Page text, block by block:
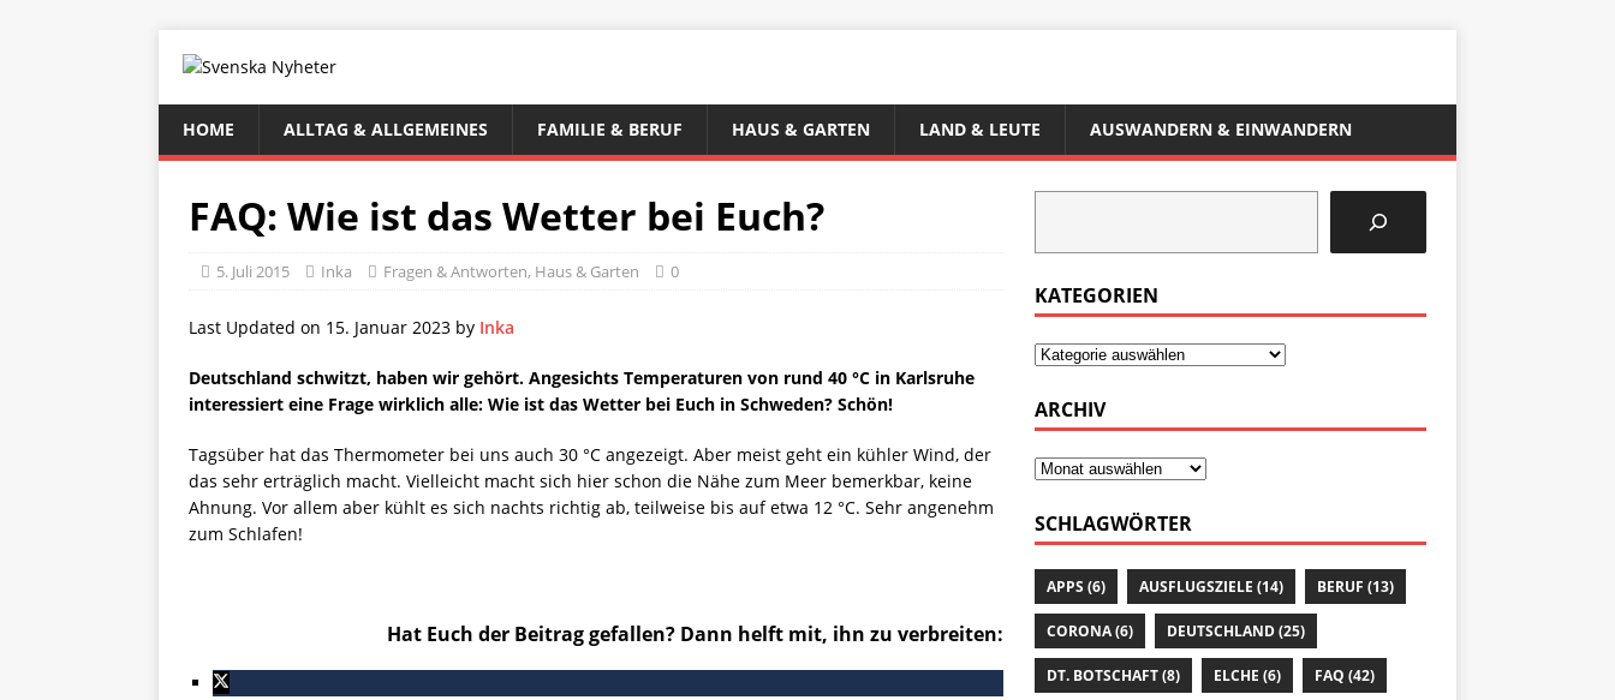
HOME ALLTAG & ALLGEMEINES FAMILIE & BERUF HAUS & GARTEN LAND & LEUTE AUSWANDERN & EINWANDERN
FAQ: Wie ist das Wetter bei Euch?
5. Juli 2015 Inka Fragen & Antworten, Haus & Garten 0
Last Updated on 15. Januar 2023 by Inka
Deutschland schwitzt, haben wir gehört. Angesichts Temperaturen von rund 40 °C in Karlsruhe
interessiert eine Frage wirklich alle: Wie ist das Wetter bei Euch in Schweden? Schön!
Tagsüber hat das Thermometer bei uns auch 30 °C angezeigt. Aber meist geht ein kühler Wind, der
das sehr erträglich macht. Vielleicht macht sich hier schon die Nähe zum Meer bemerkbar, keine
Ahnung. Vor allem aber kühlt es sich nachts richtig ab, teilweise bis auf etwa 12 °C. Sehr angenehm
zum Schlafen!
Hat Euch der Beitrag gefallen? Dann helft mit, ihn zu verbreiten:
KATEGORIEN
ARCHIV
SCHLAGWÖRTER
APPS (6) AUSFLUGSZIELE (14) BERUF (13)
CORONA(6) DEUTSCHLAND(25)
DT. BOTSCHAFT(8) ELCHE (6) FAQ (42)